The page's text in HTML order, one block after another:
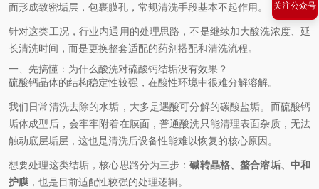
面形成致密垢层，包裹膜孔，常规清洗手段基本不起作用。
针对这类工况，行业内通用的处理思路，不是继续加大酸洗浓度、延
长清洗时间，而是更换整套适配的药剂搭配和清洗流程。
一、先搞懂：为什么酸洗对硫酸钙结垢没有效果？
硫酸钙晶体的结构稳定性较强，在酸性环境中很难分解溶解。
我们日常清洗去除的水垢，大多是遇酸可分解的碳酸盐垢。而硫酸钙
垢体成型后，会牢牢附着在膜面，普通酸洗只能清理表面杂质，无法
触动底层垢层，这也是清洗后设备性能难以恢复的核心原因。
想要处理这类结垢，核心思路分为三步：碱转晶格、螯合溶垢、中和
护膜 ，也是目前适配性较强的处理逻辑。
关注公众号